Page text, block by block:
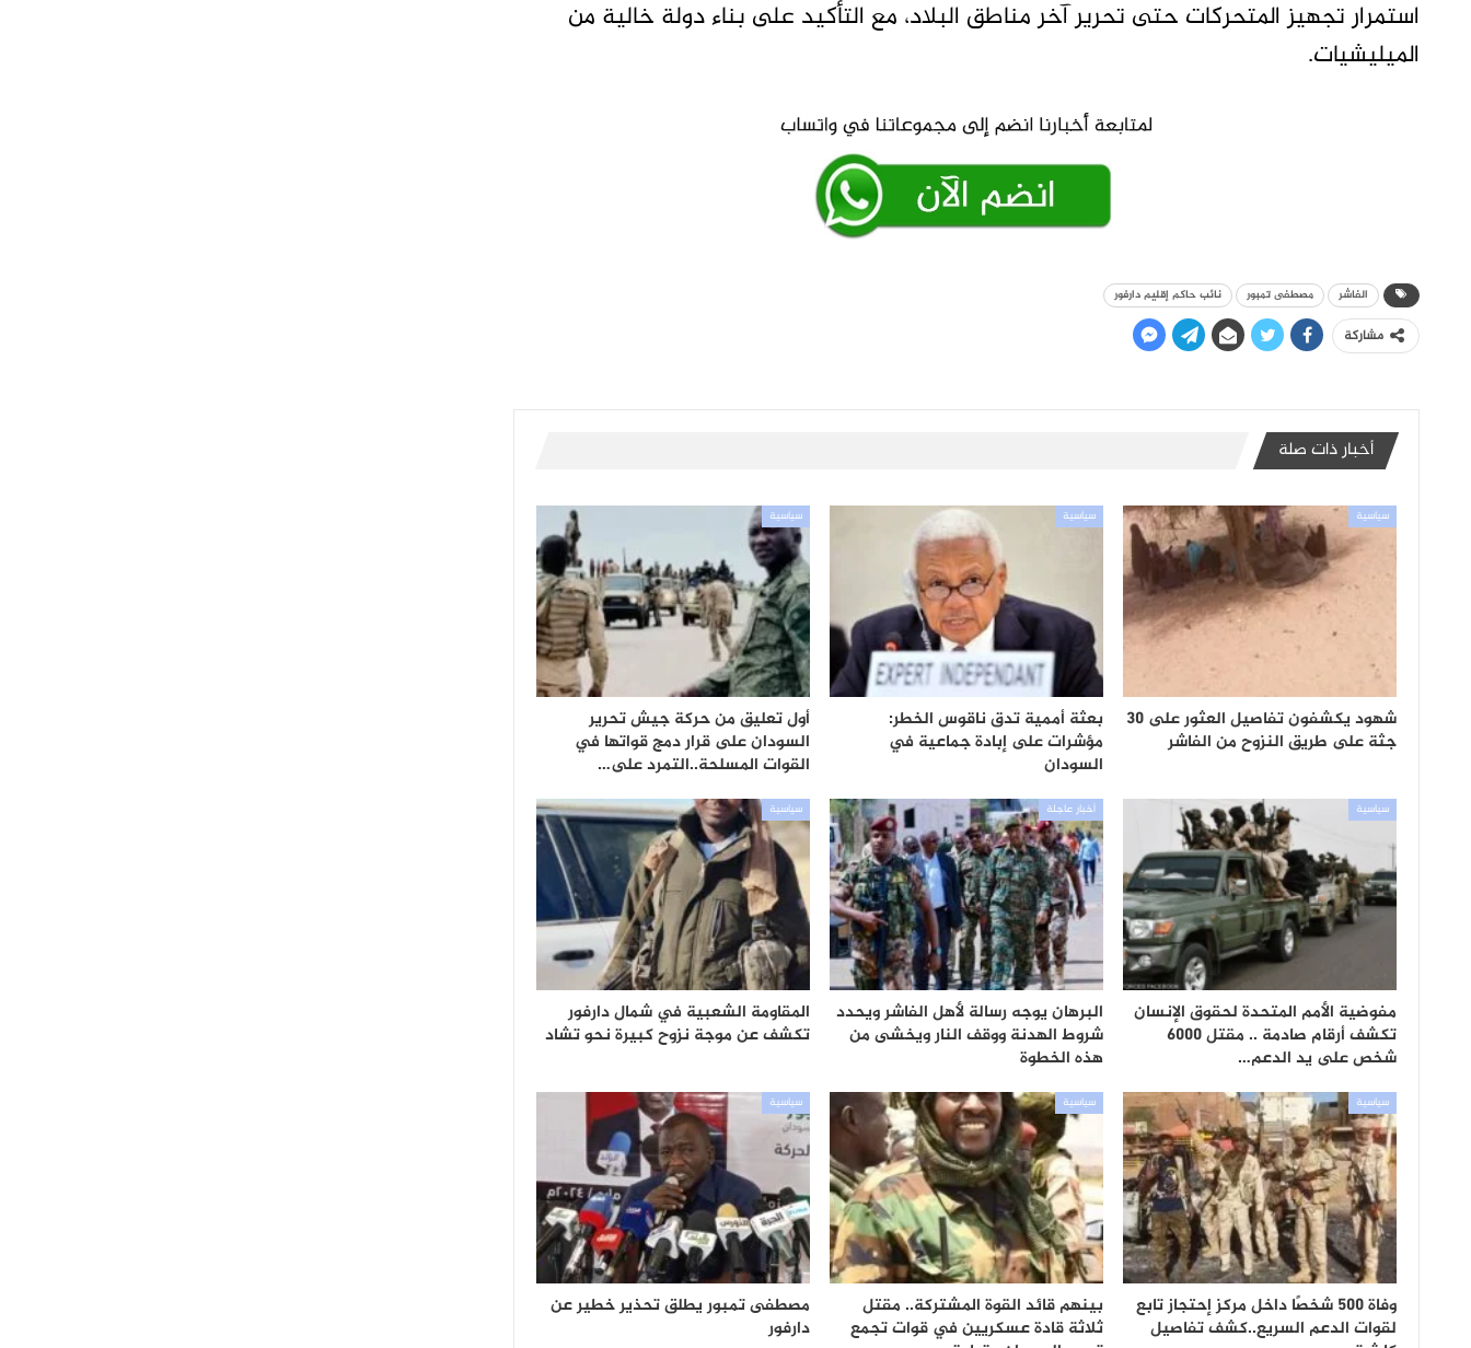
استمرار تجهيز المتحركات حتى تحرير آخر مناطق البلاد، مع التأكيد على بناء دولة خالية من
الميليشيات.
الفاشر مصطفى تمبور نائب حاكم إقليم دارفور
مشاركة
أخبار ذات صلة
سياسية
شهود يكشفون تفاصيل العثور على 30
جثة على طريق النزوح من الفاشر
سياسية
بعثة أممية تدق ناقوس الخطر:
مؤشرات على إبادة جماعية في
السودان
سياسية
أول تعليق من حركة جيش تحرير
السودان على قرار دمج قواتها في
القوات المسلحة..التمرد على…
سياسية
مفوضية الأمم المتحدة لحقوق الإنسان
تكشف أرقام صادمة .. مقتل 6000
شخص على يد الدعم…
أخبار عاجلة
البرهان يوجه رسالة لأهل الفاشر ويحدد
شروط الهدنة ووقف النار ويخشى من
هذه الخطوة
سياسية
المقاومة الشعبية في شمال دارفور
تكشف عن موجة نزوح كبيرة نحو تشاد
سياسية
وفاة 500 شخصًا داخل مركز إحتجاز تابع
لقوات الدعم السريع..كشف تفاصيل
سياسية
بينهم قائد القوة المشتركة.. مقتل
ثلاثة قادة عسكريين في قوات تجمع
سياسية
مصطفى تمبور يطلق تحذير خطير عن
دارفور